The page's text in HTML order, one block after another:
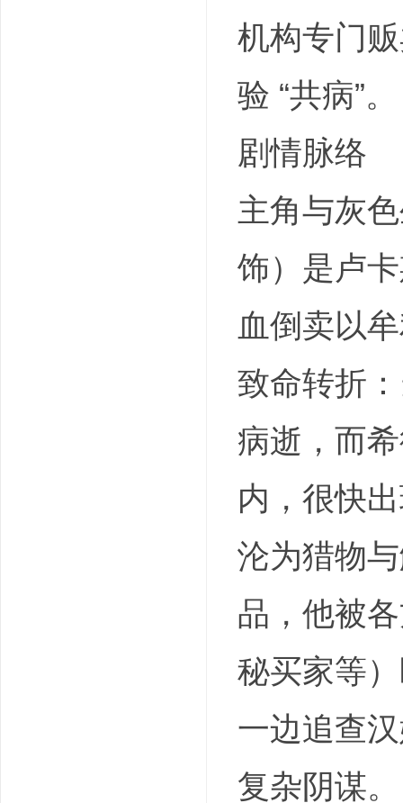
机构专门
验 “共病”。
剧情脉络
主角与灰
饰）是卢
血倒卖以
致命转折
病逝，而
内，很快
沦为猎物
品，他被
秘买家等
一边追查
复杂阴谋。